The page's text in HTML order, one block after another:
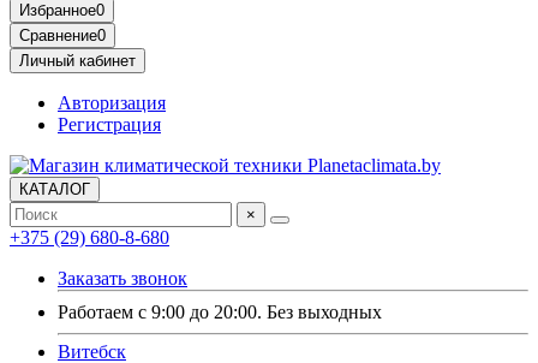
Избранное0
Сравнение0
Личный кабинет
Авторизация
Регистрация
КАТАЛОГ
×
+375 (29) 680-8-680
Заказать звонок
Работаем с 9:00 до 20:00. Без выходных
Витебск